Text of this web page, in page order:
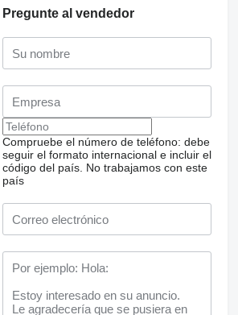
Pregunte al vendedor
Compruebe el número de teléfono: debe
seguir el formato internacional e incluir el
código del país. No trabajamos con este
país